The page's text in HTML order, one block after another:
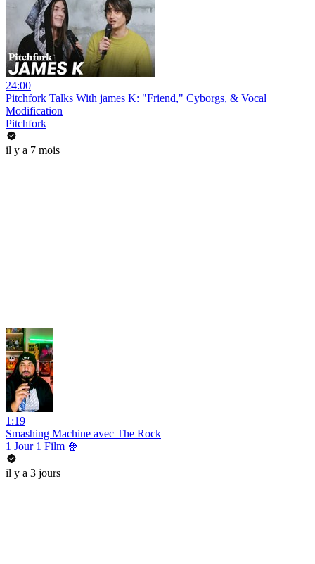
24:00
Pitchfork Talks With james K: "Friend," Cyborgs, & Vocal
Modification
Pitchfork
il y a 7 mois
1:19
Smashing Machine avec The Rock
1 Jour 1 Film 🍿
il y a 3 jours